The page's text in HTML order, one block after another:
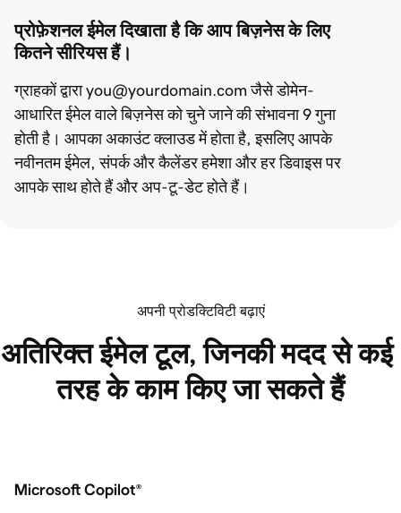
प्रोफ़ेशनल ईमेल दिखाता है कि आप बिज़नेस के लिए
कितने सीरियस हैं।
ग्राहकों द्वारा you@yourdomain.com जैसे डोमेन-
आधारित ईमेल वाले बिज़नेस को चुने जाने की संभावना 9 गुना
होती है। आपका अकाउंट क्लाउड में होता है, इसलिए आपके
नवीनतम ईमेल, संपर्क और कैलेंडर हमेशा और हर डिवाइस पर
आपके साथ होते हैं और अप-टू-डेट होते हैं।
अपनी प्रोडक्टिविटी बढ़ाएं
अतिरिक्त ईमेल टूल, जिनकी मदद से कई
तरह के काम किए जा सकते हैं
Microsoft Copilot®